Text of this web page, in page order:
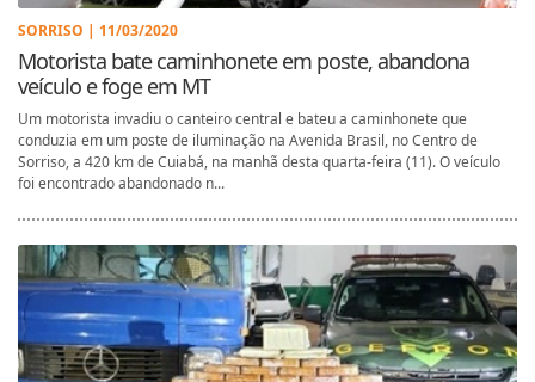
SORRISO | 11/03/2020
Motorista bate caminhonete em poste, abandona
veículo e foge em MT
Um motorista invadiu o canteiro central e bateu a caminhonete que
conduzia em um poste de iluminação na Avenida Brasil, no Centro de
Sorriso, a 420 km de Cuiabá, na manhã desta quarta-feira (11). O veículo
foi encontrado abandonado n...